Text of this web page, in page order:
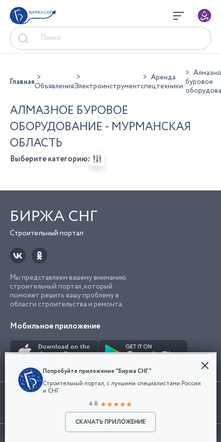
БИРЖА СНГ
Разместить объявление
ГлавнаяОбъявленияЭлектроинструмент
Аренда
спецтехники буровое
АЛМАЗНОЕ БУРОВОЕ
ОБОРУДОВАНИЕ - МУРМАНСКАЯ
ОБЛАСТЬ
Выберите категорию:
БИРЖА СНГ
Строительный портал
Мы представляем вашему вниманию
строительный портал, который
поможет решить вашу проблему в
области строительства и ремонта.
Мобильное приложение
Использование сайта, в том числе подача объявлений, означает
марки представленные на сайте являются собственностью их
©2026Биржа СНГ
Конфиденциальность
Мы используем файлы cookie, чтобы сделать
наш сайт удобным для каждого
Политикой конфиденциальности компании
и принимаете условия использования cookie.
Попробуйте приложение "Биржа СНГ"
Строительный портал, с лучшими специалистами России
и СНГ
4.8
СКАЧАТЬ ПРИЛОЖЕНИЕ